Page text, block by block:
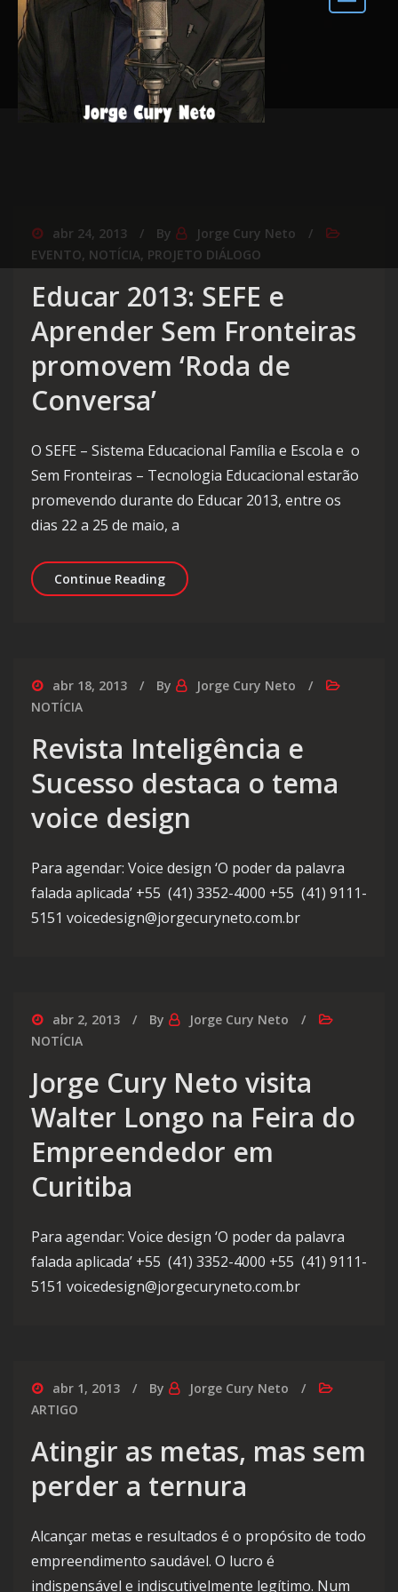
abr 24, 2013 By
Jorge Cury Neto
EVENTO, NOTÍCIA, PROJETO DIÁLOGO
Educar 2013: SEFE e
Aprender Sem Fronteiras
promovem ‘Roda de
Conversa’
O SEFE – Sistema Educacional Família e Escola e o
Sem Fronteiras – Tecnologia Educacional estarão
promevendo durante do Educar 2013, entre os
dias 22 a 25 de maio, a
Continue ReadingEducar 2013: SEFE e Aprender Sem
abr 18, 2013 By
Jorge Cury Neto
NOTÍCIA
Revista Inteligência e
Sucesso destaca o tema
voice design
Para agendar: Voice design ‘O poder da palavra
falada aplicada’ +55 (41) 3352-4000 +55 (41) 9111-
5151 voicedesign@jorgecuryneto.com.br
abr 2, 2013 By
Jorge Cury Neto
NOTÍCIA
Jorge Cury Neto visita
Walter Longo na Feira do
Empreendedor em
Curitiba
Para agendar: Voice design ‘O poder da palavra
falada aplicada’ +55 (41) 3352-4000 +55 (41) 9111-
5151 voicedesign@jorgecuryneto.com.br
abr 1, 2013 By
Jorge Cury Neto
ARTIGO
Atingir as metas, mas sem
perder a ternura
Alcançar metas e resultados é o propósito de todo
empreendimento saudável. O lucro é
indispensável e indiscutivelmente legítimo. Num